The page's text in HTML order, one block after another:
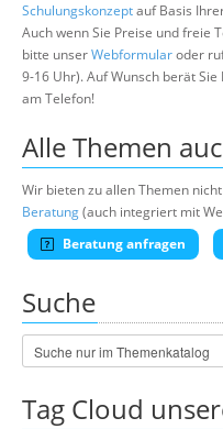
Schulungskonzeptauf Basis
Auch wenn Sie Preise und freie
bitte unserWebformularoder
9-16 Uhr). Auf Wunsch berät
am Telefon!
Alle Themen
Wir bieten zu allen Themen
Beratung(auch integriert mit
Beratung anfragen
Suche
Tag Cloud